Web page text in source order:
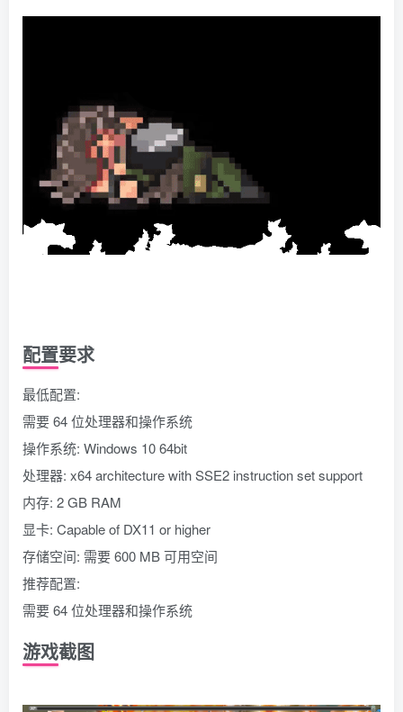
配置要求
最低配置:
需要 64 位处理器和操作系统
操作系统: Windows 10 64bit
处理器: x64 architecture with SSE2 instruction set support
内存: 2 GB RAM
显卡: Capable of DX11 or higher
存储空间: 需要 600 MB 可用空间
推荐配置:
需要 64 位处理器和操作系统
游戏截图